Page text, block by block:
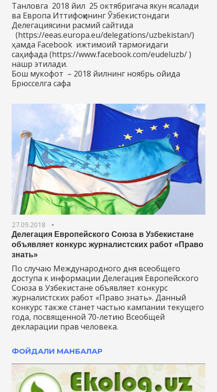
Танловга 2018 йил 25 октябригача якун ясалади
ва Европа Иттифоқининг Ўзбекистондаги
Делегациясини расмий сайтида
(https://eeas.europa.eu/delegations/uzbekistan/)
ҳамда Facebook ижтимоий тармоғидаги
саҳифада (https://www.facebook.com/eudeluzb/ )
нашр этилади.
Бош мукофот – 2018 йилнинг ноябрь ойида
Брюсселга сафа
27.09.2018
Делегация Европейского Союза в Узбекистане
объявляет конкурс журналистских работ «Право
знать»
По случаю Международного дня всеобщего
доступа к информации Делегация Европейского
Союза в Узбекистане объявляет конкурс
журналистских работ «Право знать». Данный
конкурс также станет частью кампании текущего
года, посвященной 70-летию Всеобщей
декларации прав человека.
ФОЙДАЛИ МАНБАЛАР